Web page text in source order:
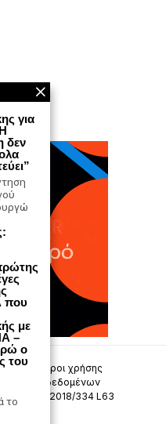
Όροι χρήσης
δεδομένων
(ΕΕ) 2018/334 L63
για
δεν
που
με
–
ο
του
το